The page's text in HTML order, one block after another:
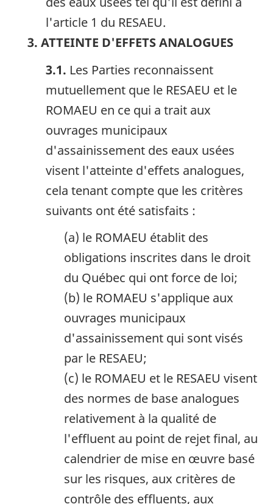
l'article 1 du RESAEU.
3. ATTEINTE D'EFFETS ANALOGUES
3.1. Les Parties reconnaissent
mutuellement que le RESAEU et le
ROMAEU en ce qui a trait aux
ouvrages municipaux
d'assainissement des eaux usées
visent l'atteinte d'effets analogues,
cela tenant compte que les critères
suivants ont été satisfaits :
(a) le ROMAEU établit des
obligations inscrites dans le droit
du Québec qui ont force de loi;
(b) le ROMAEU s'applique aux
ouvrages municipaux
d'assainissement qui sont visés
par le RESAEU;
(c) le ROMAEU et le RESAEU visent
des normes de base analogues
relativement à la qualité de
l'effluent au point de rejet final, au
calendrier de mise en œuvre basé
sur les risques, aux critères de
contrôle des effluents, aux